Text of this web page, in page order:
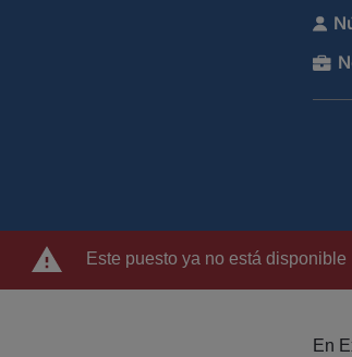
Este puesto ya no está disponible
En